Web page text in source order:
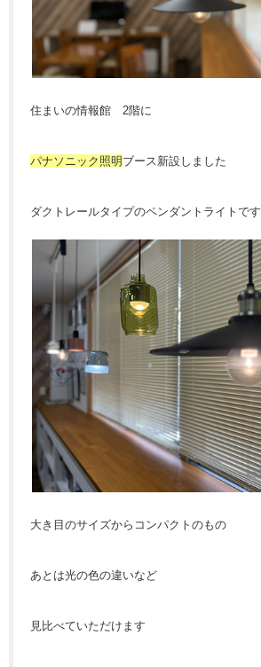
住まいの情報館 2階に
パナソニック照明 ブース新設しました
ダクトレールタイプのペンダントライトです
大き目のサイズからコンパクトのもの
あとは光の色の違いなど
見比べていただけます